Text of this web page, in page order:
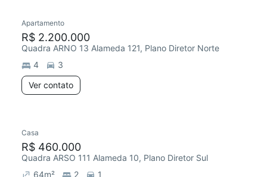
Apartamento
R$ 2.200.000
Quadra ARNO 13 Alameda 121, Plano Diretor Norte
4
3
Ver contato
Casa
R$ 460.000
Quadra ARSO 111 Alameda 10, Plano Diretor Sul
64m² 2 1